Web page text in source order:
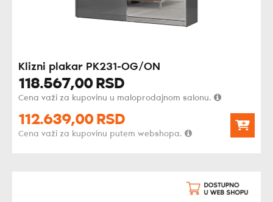
Klizni plakar PK231-OG/ON
118.567,00 RSD
Cena važi za kupovinu u maloprodajnom salonu.
112.639,00 RSD
Cena važi za kupovinu putem webshopa.